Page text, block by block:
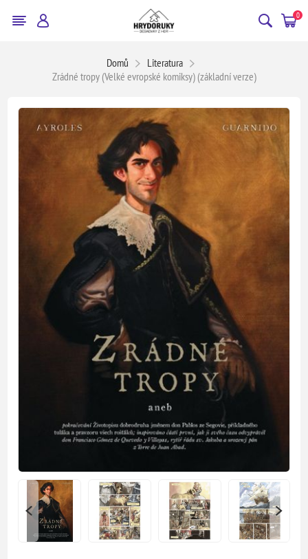
0
Domů
Literatura
Zrádné tropy (Velké evropské komiksy) (základní verze)